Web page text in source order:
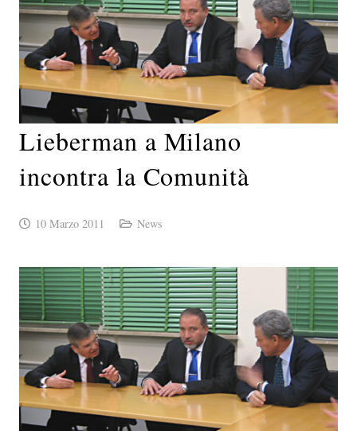
Lieberman a Milano
incontra la Comunità
10 Marzo 2011 News